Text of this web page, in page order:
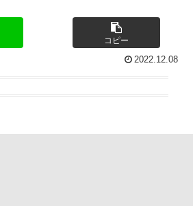
コピー
2022.12.08